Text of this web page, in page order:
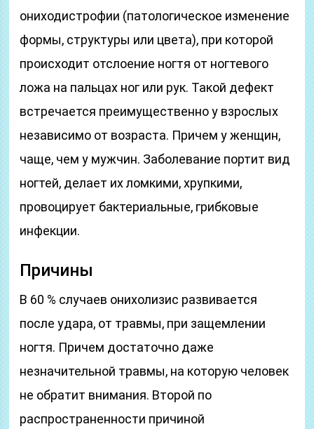
ониходистрофии (патологическое изменение
формы, структуры или цвета), при которой
происходит отслоение ногтя от ногтевого
ложа на пальцах ног или рук. Такой дефект
встречается преимущественно у взрослых
независимо от возраста. Причем у женщин,
чаще, чем у мужчин. Заболевание портит вид
ногтей, делает их ломкими, хрупкими,
провоцирует бактериальные, грибковые
инфекции.
Причины
В 60 % случаев онихолизис развивается
после удара, от травмы, при защемлении
ногтя. Причем достаточно даже
незначительной травмы, на которую человек
не обратит внимания. Второй по
распространенности причиной